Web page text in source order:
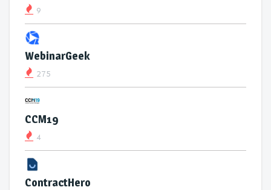
9
WebinarGeek
275
CCM19
4
ContractHero